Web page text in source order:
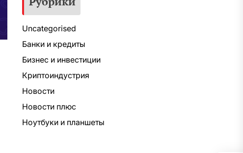
Uncategorised
Банки и кредиты
Бизнес и инвестиции
Криптоиндустрия
Новости
Новости плюс
Ноутбуки и планшеты